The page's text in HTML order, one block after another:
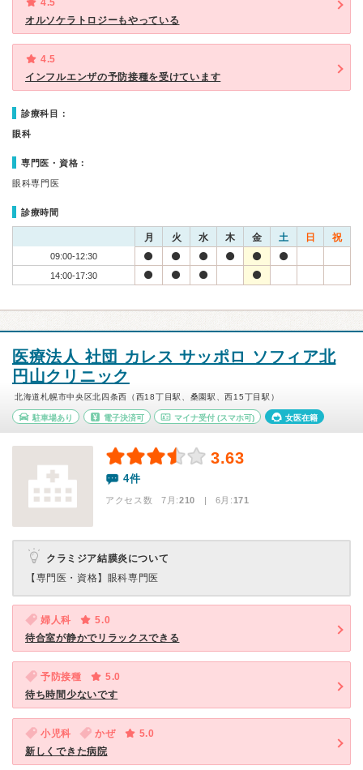
4.5
オルソケラトロジーもやっている
4.5
インフルエンザの予防接種を受けています
診療科目：
眼科
専門医・資格：
眼科専門医
診療時間
月 火 水 木 金 土 日 祝
09:00-12:30
14:00-17:30
医療法人 社団 カレス サッポロ ソフィア北
円山クリニック
北海道札幌市中央区北四条西（西18丁目駅、桑園駅、西15丁目駅）
駐車場あり 電子決済可 マイナ受付 (スマホ可) 女医在籍
3.63
4件
アクセス数 7月:210 | 6月:171
クラミジア結膜炎について
【専門医・資格】 眼科専門医
婦人科
5.0
待合室が静かでリラックスできる
予防接種
5.0
待ち時間少ないです
小児科 かぜ
5.0
新しくできた病院